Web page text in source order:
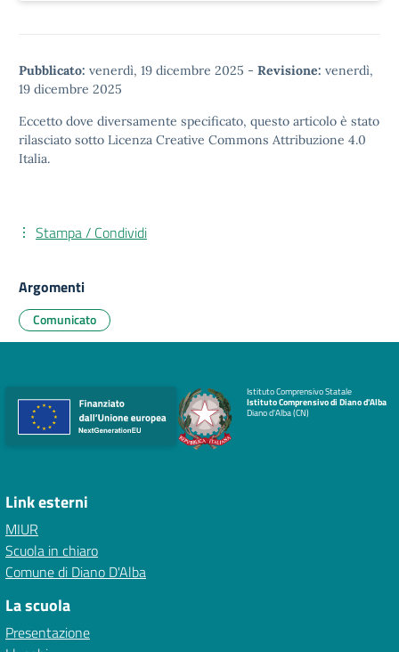
Pubblicato: venerdì, 19 dicembre 2025 - Revisione: venerdì,
19 dicembre 2025
Eccetto dove diversamente specificato, questo articolo è stato
rilasciato sotto Licenza Creative Commons Attribuzione 4.0
Italia.
Stampa / Condividi
Argomenti
Comunicato
Istituto Comprensivo Statale
Istituto Comprensivo di Diano d'Alba
Diano d'Alba (CN)
Link esterni
MIUR
Scuola in chiaro
Comune di Diano D'Alba
La scuola
Presentazione